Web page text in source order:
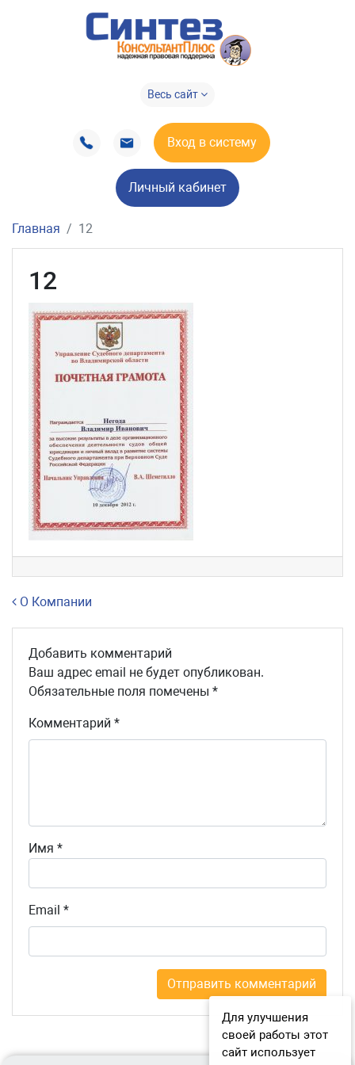
Весь сайт
Вход в систему
Личный кабинет
Главная 12
12
Навигация по записям
О Компании
Добавить комментарий
Ваш адрес email не будет опубликован.
Обязательные поля помечены *
Комментарий *
Имя *
Email *
Для улучшения
своей работы этот
сайт использует